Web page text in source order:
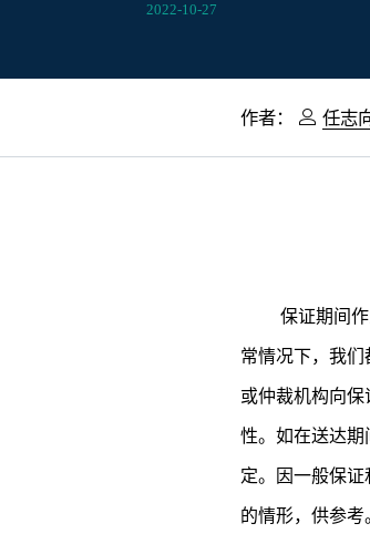
2022-10-27
作者： 任志
保证期间
常情况下，我
或仲裁机构向
性。如在送达期
定。因一般保
的情形，供参考